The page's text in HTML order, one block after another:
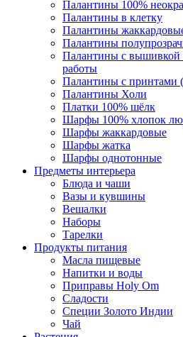
Палантины 100%
Палантины в клетку
Палантины
Палантины
Палантины с вышивкой
работы
Палантины с принтами
Палантины Холи
Платки 100% шёлк
Шарфы 100% хлопок
Шарфы жаккардовые
Шарфы жатка
Шарфы однотонные
Предметы интерьера
Блюда и чаши
Вазы и кувшины
Вешалки
Наборы
Тарелки
Продукты питания
Масла пищевые
Напитки и воды
Приправы Holy Om
Сладости
Специи Золото Индии
Чай